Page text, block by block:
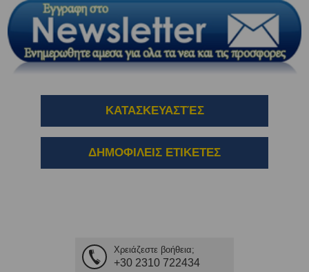
ΚΑΤΑΣΚΕΥΑΣΤΈΣ
ΔΗΜΟΦΙΛΕΙΣ ΕΤΙΚΕΤΕΣ
Χρειάζεστε βοήθεια;
+30 2310 722434